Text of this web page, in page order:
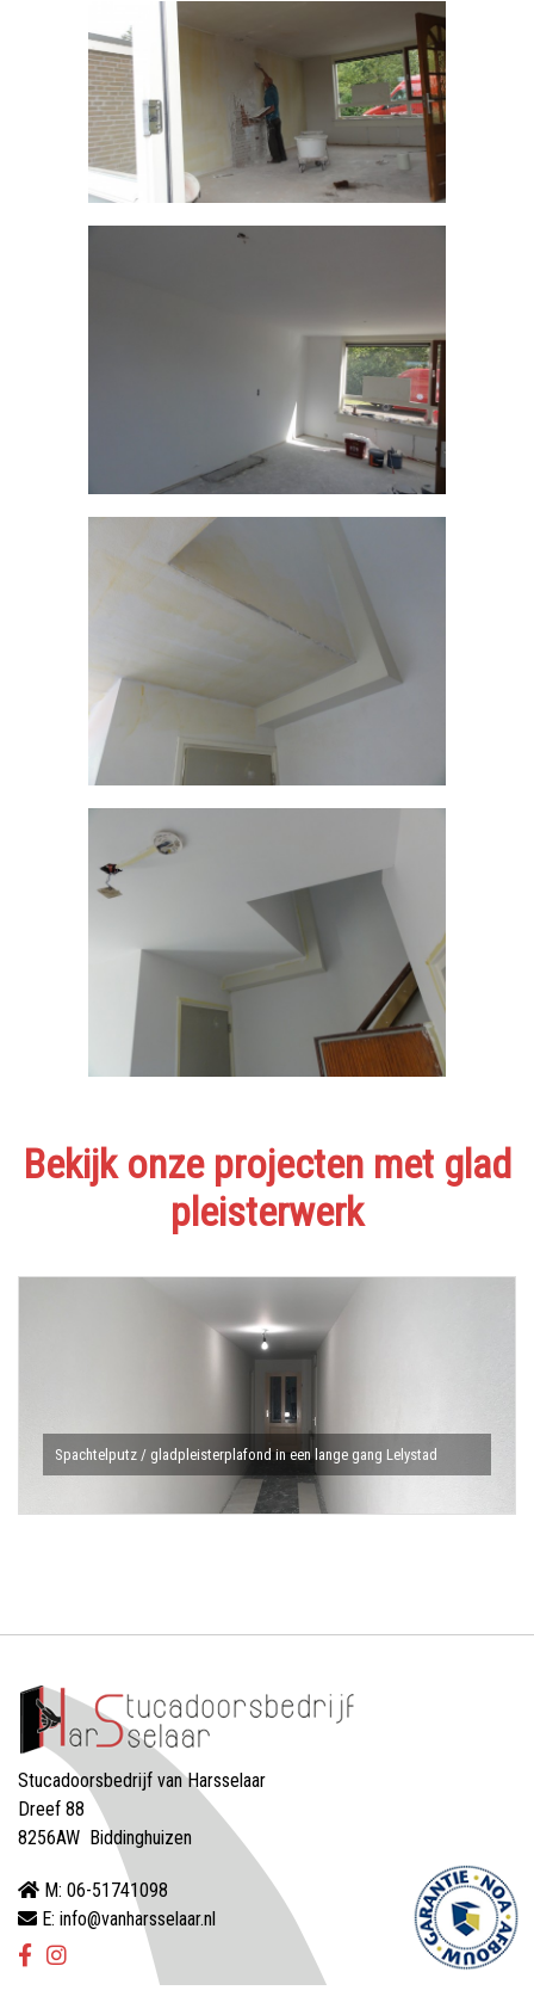
Bekijk onze projecten met glad
pleisterwerk
Spachtelputz / gladpleisterplafond in een lange gang Lelystad
Stucadoorsbedrijf van Harsselaar
Dreef 88
8256AW Biddinghuizen
M: 06-51741098
E: info@vanharsselaar.nl